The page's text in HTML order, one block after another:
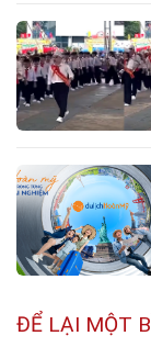
ĐỂ LẠI MỘT